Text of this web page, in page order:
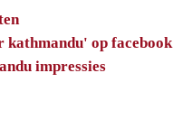
kathmandu' op facebook
impressies